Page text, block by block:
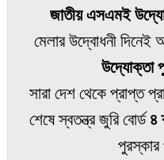
জাতীয় এসএমই
মেলার উদ্বোধনী দিনেই
উদ্যোক্তা
সারা দেশ থেকে প্রাপ্ত
শেষে স্বতন্ত্র জুরি বোর্ড৪